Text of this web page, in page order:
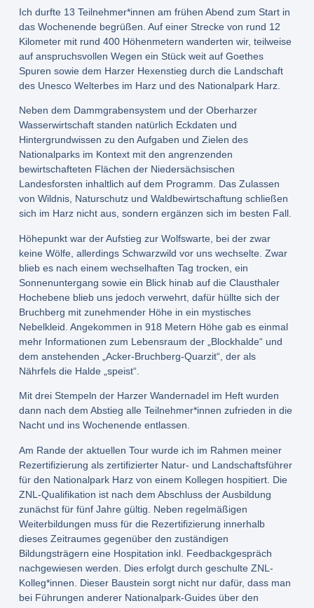
Ich durfte 13 Teilnehmer*innen am frühen Abend zum Start in
das Wochenende begrüßen. Auf einer Strecke von rund 12
Kilometer mit rund 400 Höhenmetern wanderten wir, teilweise
auf anspruchsvollen Wegen ein Stück weit auf Goethes
Spuren sowie dem Harzer Hexenstieg durch die Landschaft
des Unesco Welterbes im Harz und des Nationalpark Harz.
Neben dem Dammgrabensystem und der Oberharzer
Wasserwirtschaft standen natürlich Eckdaten und
Hintergrundwissen zu den Aufgaben und Zielen des
Nationalparks im Kontext mit den angrenzenden
bewirtschafteten Flächen der Niedersächsischen
Landesforsten inhaltlich auf dem Programm. Das Zulassen
von Wildnis, Naturschutz und Waldbewirtschaftung schließen
sich im Harz nicht aus, sondern ergänzen sich im besten Fall.
Höhepunkt war der Aufstieg zur Wolfswarte, bei der zwar
keine Wölfe, allerdings Schwarzwild vor uns wechselte. Zwar
blieb es nach einem wechselhaften Tag trocken, ein
Sonnenuntergang sowie ein Blick hinab auf die Clausthaler
Hochebene blieb uns jedoch verwehrt, dafür hüllte sich der
Bruchberg mit zunehmender Höhe in ein mystisches
Nebelkleid. Angekommen in 918 Metern Höhe gab es einmal
mehr Informationen zum Lebensraum der „Blockhalde“ und
dem anstehenden „Acker-Bruchberg-Quarzit“, der als
Nährfels die Halde „speist“.
Mit drei Stempeln der Harzer Wandernadel im Heft wurden
dann nach dem Abstieg alle Teilnehmer*innen zufrieden in die
Nacht und ins Wochenende entlassen.
Am Rande der aktuellen Tour wurde ich im Rahmen meiner
Rezertifizierung als zertifizierter Natur- und Landschaftsführer
für den Nationalpark Harz von einem Kollegen hospitiert. Die
ZNL-Qualifikation ist nach dem Abschluss der Ausbildung
zunächst für fünf Jahre gültig. Neben regelmäßigen
Weiterbildungen muss für die Rezertifizierung innerhalb
dieses Zeitraumes gegenüber den zuständigen
Bildungsträgern eine Hospitation inkl. Feedbackgespräch
nachgewiesen werden. Dies erfolgt durch geschulte ZNL-
Kolleg*innen. Dieser Baustein sorgt nicht nur dafür, dass man
bei Führungen anderer Nationalpark-Guides über den